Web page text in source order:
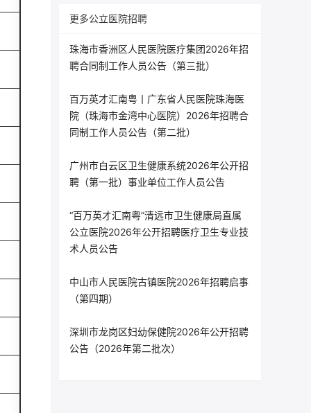
更多公立医院招聘
珠海市香洲区人民医院医疗集团2026年招
聘合同制工作人员公告（第三批）
百万英才汇南粤丨广东省人民医院珠海医
院（珠海市金湾中心医院）2026年招聘合
同制工作人员公告（第二批）
广州市白云区卫生健康系统2026年公开招
聘（第一批）事业单位工作人员公告
“百万英才汇南粤”清远市卫生健康局直属
公立医院2026年公开招聘医疗卫生专业技
术人员公告
中山市人民医院古镇医院2026年招聘启事
（第四期）
深圳市龙岗区妇幼保健院2026年公开招聘
公告（2026年第二批次）